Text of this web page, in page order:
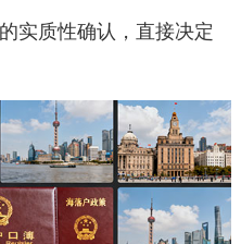
实质性确认，直接决定